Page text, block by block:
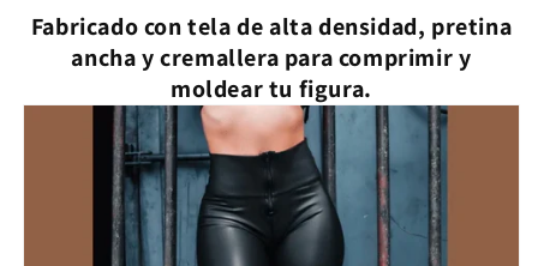
Fabricado con tela de alta densidad, pretina
ancha y cremallera para comprimir y
moldear tu figura.